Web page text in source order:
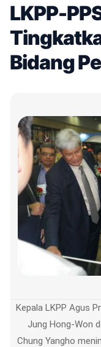
LKPP-
Bidang
Kepala LKPP Agus
Jung Hong-Won
Chung Yangho